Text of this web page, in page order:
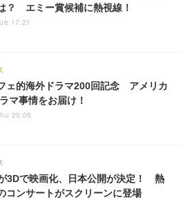
？ エミー賞候補に熱視線！
17:21
ェ的海外ドラマ200回記念 アメリカ
マ事情をお届け！
20:05
3Dで映画化、日本公開が決定！ 熱
コンサートがスクリーンに登場